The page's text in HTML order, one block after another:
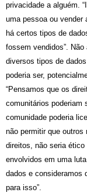
privacidade a alguém.
uma pessoa ou vender
há certos tipos de
fossem vendidos”.
diversos tipos de
poderia ser,
“Pensamos que os
comunitários poderiam
comunidade poderia
não permitir que
direitos, não seria
envolvidos em uma
dados e consideramos
para isso”.